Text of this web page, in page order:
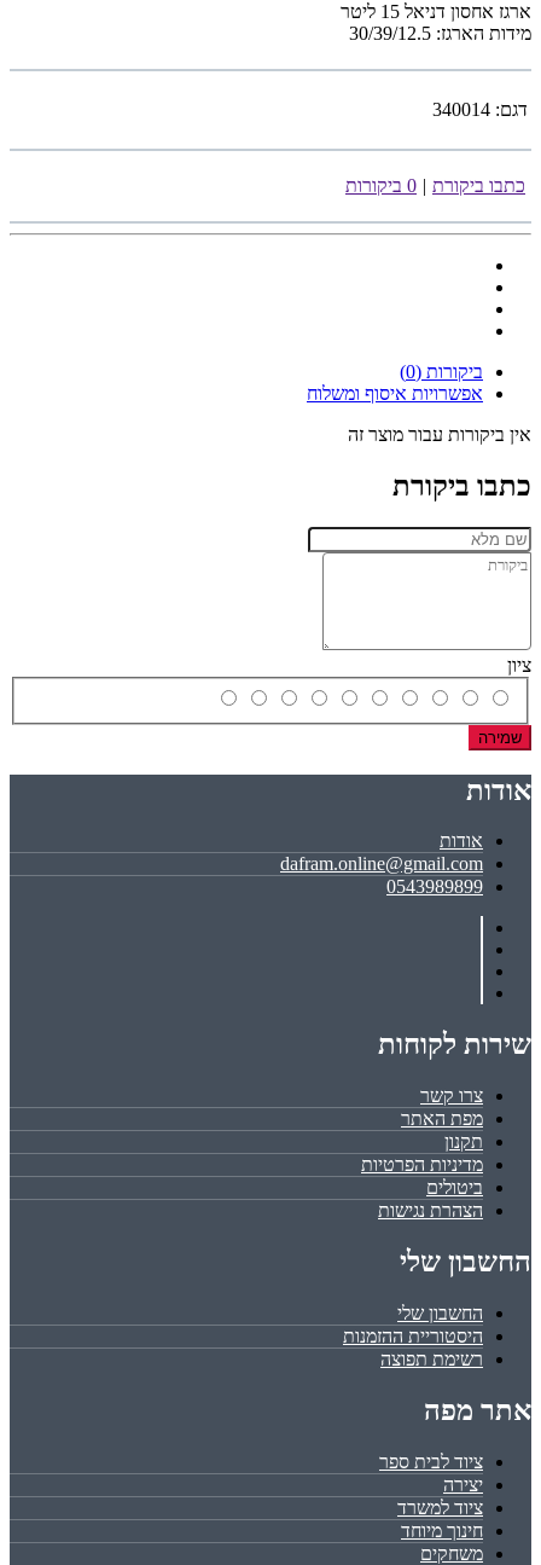
ארגז אחסון דניאל 15 ליטר
מידות הארגז: 30/39/12.5
דגם: 340014
כתבו ביקורת | 0 ביקורות
ביקורות (0)
אפשרויות איסוף ומשלוח
אין ביקורות עבור מוצר זה
כתבו ביקורת
ציון
שמירה
אודות
אודות
dafram.online@gmail.com
0543989899
שירות לקוחות
צרו קשר
מפת האתר
תקנון
מדיניות הפרטיות
ביטולים
הצהרת נגישות
החשבון שלי
החשבון שלי
היסטוריית ההזמנות
רשימת תפוצה
אתר מפה
ציוד לבית ספר
יצירה
ציוד למשרד
חינוך מיוחד
משחקים